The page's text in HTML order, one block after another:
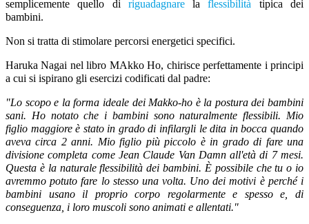
semplicemente quello di riguadagnarelaflessibilità tipica dei
bambini.
Non si tratta di stimolare percorsi energetici specifici.
Haruka Nagai nel libro MAkko Ho, chirisce perfettamente i principi
a cui si ispirano gli esercizi codificati dal padre:
"Lo scopo e la forma ideale dei Makko-ho è la postura dei bambini
sani. Ho notato che i bambini sono naturalmente flessibili. Mio
figlio maggiore è stato in grado di infilargli le dita in bocca quando
aveva circa 2 anni. Mio figlio più piccolo è in grado di fare una
divisione completa come Jean Claude Van Damn all'età di 7 mesi.
Questa è la naturale flessibilità dei bambini. È possibile che tu o io
avremmo potuto fare lo stesso una volta. Uno dei motivi è perché i
bambini usano il proprio corpo regolarmente e spesso e, di
conseguenza, i loro muscoli sono animati e allentati."